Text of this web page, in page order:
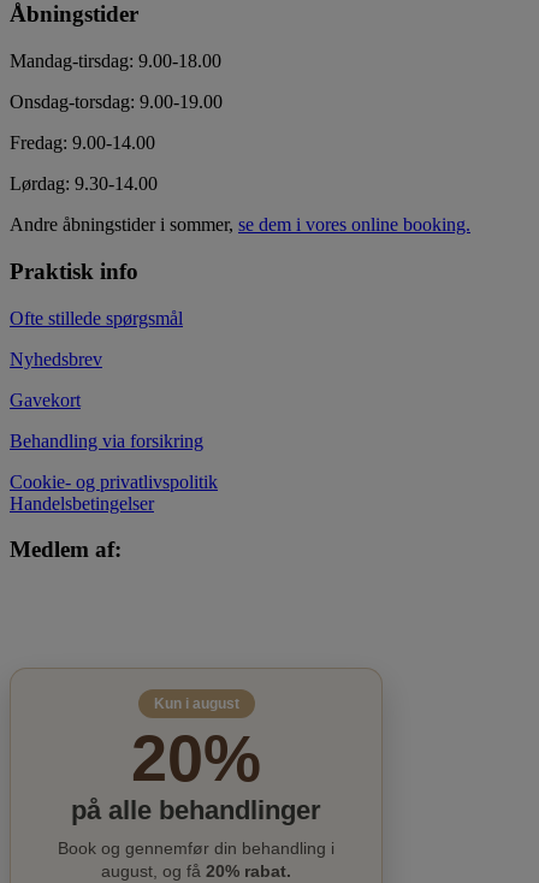
Åbningstider
Mandag-tirsdag: 9.00-18.00
Onsdag-torsdag: 9.00-19.00
Fredag: 9.00-14.00
Lørdag: 9.30-14.00
Andre åbningstider i sommer, se dem i vores online booking.
Praktisk info
Ofte stillede spørgsmål
Nyhedsbrev
Gavekort
Behandling via forsikring
Cookie- og privatlivspolitik
Handelsbetingelser
Medlem af:
Kun i august
20%
på alle behandlinger
Book og gennemfør din behandling i
august, og få 20% rabat.